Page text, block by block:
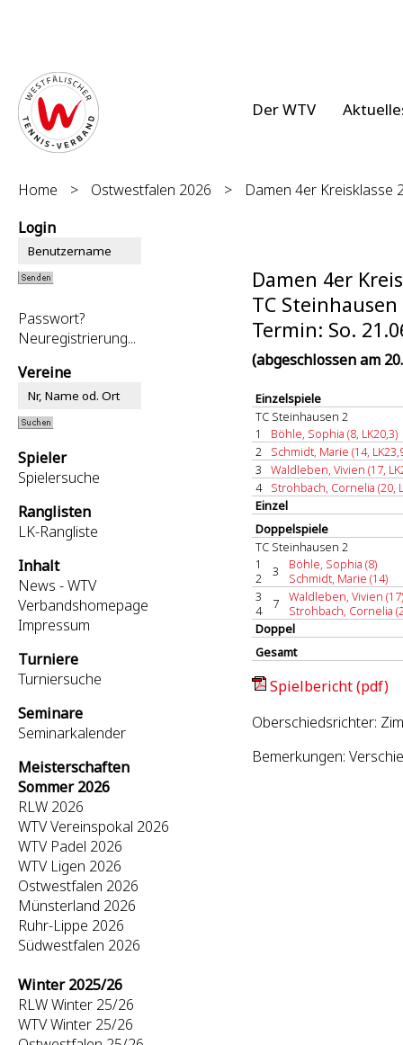
Der WTV
Home > Ostwestfalen 2026 >
Damen 4er Kreisklasse
Login
Passwort?
Neuregistrierung...
Vereine
Spieler
Spielersuche
Ranglisten
LK-Rangliste
Inhalt
News - WTV
Verbandshomepage
Impressum
Turniere
Turniersuche
Seminare
Seminarkalender
Meisterschaften
Sommer 2026
RLW 2026
WTV Vereinspokal 2026
WTV Padel 2026
WTV Ligen 2026
Ostwestfalen 2026
Münsterland 2026
Ruhr-Lippe 2026
Südwestfalen 2026
Winter 2025/26
RLW Winter 25/26
WTV Winter 25/26
Damen 4er
TC
Termin: So.
(abgeschlossen am
Einzelspiele
TC Steinhausen 2
1
Böhle, Sophia (8, LK20,3)
2
Schmidt, Marie (14,
3
Waldleben, Vivien (17,
4
Strohbach, Cornelia (20,
Einzel
Doppelspiele
TC Steinhausen 2
1
2
3
Böhle, Sophia (8)
Schmidt, Marie (14)
3
4
7
Waldleben, Vivien (17)
Strohbach, Cornelia
Doppel
Gesamt
Spielbericht (pdf)
Oberschiedsrichter:
Bemerkungen: